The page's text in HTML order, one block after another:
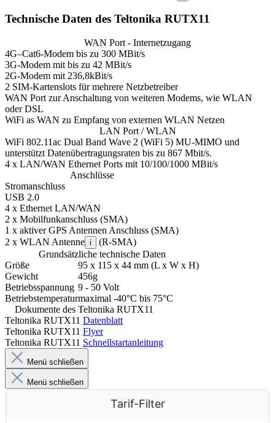
Technische Daten des Teltonika RUTX11
WAN Port - Internetzugang
4G–Cat6-Modem bis zu 300 MBit/s
3G-Modem mit bis zu 42 MBit/s
2G-Modem mit 236,8kBit/s
2 SIM-Kartenslots für mehrere Netzbetreiber
WAN Port zur Anschaltung von weiteren Modems, wie WLAN
oder DSL
WiFi as WAN zu Empfang von externen WLAN Netzen
LAN Port / WLAN
WiFi 802.11ac Dual Band Wave 2 (WiFi 5) MU-MIMO und
unterstützt Datenübertragungsraten bis zu 867 Mbit/s.
4 x LAN/WAN Ethernet Ports mit 10/100/1000 MBit/s
Anschlüsse
Stromanschluss
USB 2.0
4 x Ethernet LAN/WAN
2 x Mobilfunkanschluss (SMA)
1 x aktiver GPS Antennen Anschluss (SMA)
2 x WLAN Antenne i
(R-SMA)
Grundsätzliche technische Daten
Größe
95 x 115 x 44 mm (L x W x H)
Gewicht
456g
Betriebsspannung 9 - 50 Volt
Betriebstemperaturmaximal -40°C bis 75°C
Dokumente des Teltonika RUTX11
Teltonika RUTX11 Datenblatt
Teltonika RUTX11 Flyer
Teltonika RUTX11 Schnellstartanleitung
Menü schließen
Menü schließen